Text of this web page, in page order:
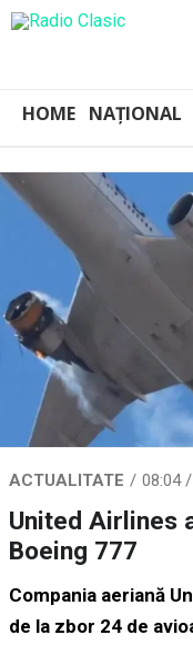
HOME NAȚIONAL
ACTUALITATE 08:04
United Airlines
Boeing 777
Compania aeriană
de la zbor 24 de